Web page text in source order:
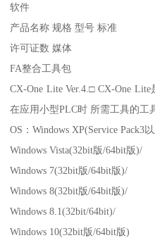
软件
产品名称 规格 型号 标准
许可证数 媒体
FA整合工具包
CX-One Lite Ver.4.□ CX-One
在应用小型PLC时 所需工具的工
OS：Windows XP(Service Pack3
Windows Vista(32bit版/64bit版)/
Windows 7(32bit版/64bit版)/
Windows 8(32bit版/64bit版)/
Windows 8.1(32bit/64bit)/
Windows 10(32bit版/64bit版)